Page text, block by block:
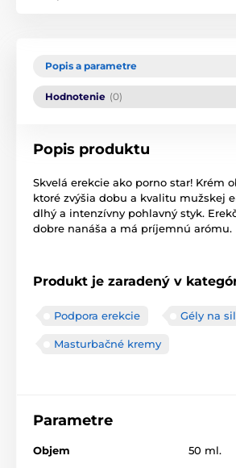
Popis a parametre
Hodnotenie (0)
Popis produktu
Skvelá erekcie ako porno star! Krém
ktoré zvýšia dobu a kvalitu mužskej
dlhý a intenzívny pohlavný styk.
dobre nanáša a má príjemnú arómu.
Produkt je zaradený v
Podpora erekcie Gély na
Masturbačné kremy
Parametre
Objem 50 ml.